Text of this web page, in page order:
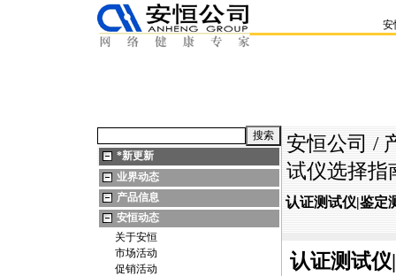
安
*新更新
业界动态
产品信息
安恒动态
关于安恒
市场活动
促销活动
安恒公司 /
试仪选择指
认证测试仪|鉴定
认证测试